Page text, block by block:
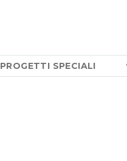
PROGETTI SPECIALI